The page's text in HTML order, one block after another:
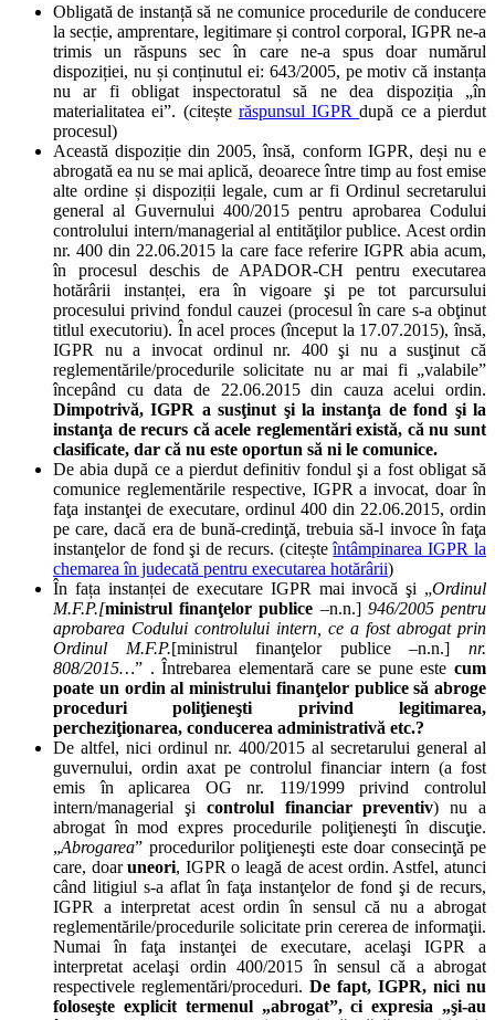
Obligată de instanță să ne comunice procedurile de conducere
la secție, amprentare, legitimare și control corporal, IGPR ne-a
trimis un răspuns sec în care ne-a spus doar numărul
dispoziției, nu și conținutul ei: 643/2005, pe motiv că instanța
nu ar fi obligat inspectoratul să ne dea dispoziția „în
materialitatea ei”. (citește răspunsul IGPRdupă ce a pierdut
procesul)
Această dispoziție din 2005, însă, conform IGPR, deși nu e
abrogată ea nu se mai aplică, deoarece între timp au fost emise
alte ordine și dispoziții legale, cum ar fi Ordinul secretarului
general al Guvernului 400/2015 pentru aprobarea Codului
controlului intern/managerial al entităţilor publice. Acest ordin
nr. 400 din 22.06.2015 la care face referire IGPR abia acum,
în procesul deschis de APADOR-CH pentru executarea
hotărârii instanței, era în vigoare şi pe tot parcursului
procesului privind fondul cauzei (procesul în care s-a obţinut
titlul executoriu). În acel proces (început la 17.07.2015), însă,
IGPR nu a invocat ordinul nr. 400 şi nu a susţinut că
reglementările/procedurile solicitate nu ar mai fi „valabile”
începând cu data de 22.06.2015 din cauza acelui ordin.
Dimpotrivă, IGPR a susţinut şi la instanţa de fond şi la
instanţa de recurs că acele reglementări există, că nu sunt
clasificate, dar că nu este oportun să ni le comunice.
De abia după ce a pierdut definitiv fondul şi a fost obligat să
comunice reglementările respective, IGPR a invocat, doar în
faţa instanţei de executare, ordinul 400 din 22.06.2015, ordin
pe care, dacă era de bună-credinţă, trebuia să-l invoce în faţa
instanţelor de fond şi de recurs. (citeșteîntâmpinarea IGPR la
chemarea în judecată pentru executarea hotărârii)
În fața instanței de executare IGPR mai invocă şi „Ordinul
M.F.P.[ministrul finanţelor publice –n.n.] 946/2005 pentru
aprobarea Codului controlului intern, ce a fost abrogat prin
Ordinul M.F.P.[ministrul finanţelor publice –n.n.]nr.
808/2015…” . Întrebarea elementară care se pune este cum
poate un ordin al ministrului finanţelor publice să abroge
proceduri poliţieneşti privind legitimarea,
percheziţionarea, conducerea administrativă etc.?
De altfel, nici ordinul nr. 400/2015 al secretarului general al
guvernului, ordin axat pe controlul financiar intern (a fost
emis în aplicarea OG nr. 119/1999 privind controlul
intern/managerial şi controlul financiar preventiv) nu a
abrogat în mod expres procedurile poliţieneşti în discuţie.
„Abrogarea” procedurilor poliţieneşti este doar consecinţă pe
care, doaruneori, IGPR o leagă de acest ordin. Astfel, atunci
când litigiul s-a aflat în faţa instanţelor de fond şi de recurs,
IGPR a interpretat acest ordin în sensul că nu a abrogat
reglementările/procedurile solicitate prin cererea de informaţii.
Numai în faţa instanţei de executare, acelaşi IGPR a
interpretat acelaşi ordin 400/2015 în sensul că a abrogat
respectivele reglementări/proceduri. De fapt, IGPR, nici nu
foloseşte explicit termenul „abrogat”, ci expresia „şi-au